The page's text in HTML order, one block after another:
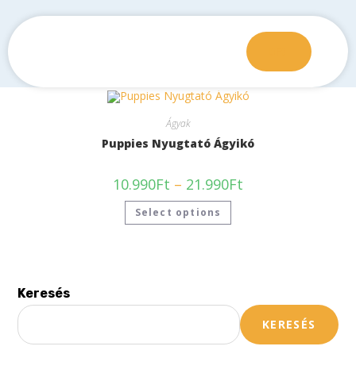
Ágyak
Puppies Nyugtató Ágyikó
10.990Ft – 21.990Ft
Select options
Keresés
KERESÉS